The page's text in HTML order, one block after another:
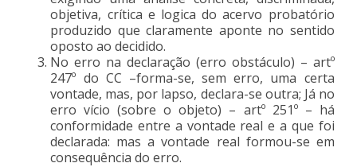
objetiva, crítica e logica do acervo probatório
produzido que claramente aponte no sentido
oposto ao decidido.
No erro na declaração (erro obstáculo) – artº
247º do CC –forma-se, sem erro, uma certa
vontade, mas, por lapso, declara-se outra; Já no
erro vício (sobre o objeto) – artº 251º – há
conformidade entre a vontade real e a que foi
declarada: mas a vontade real formou-se em
consequência do erro.